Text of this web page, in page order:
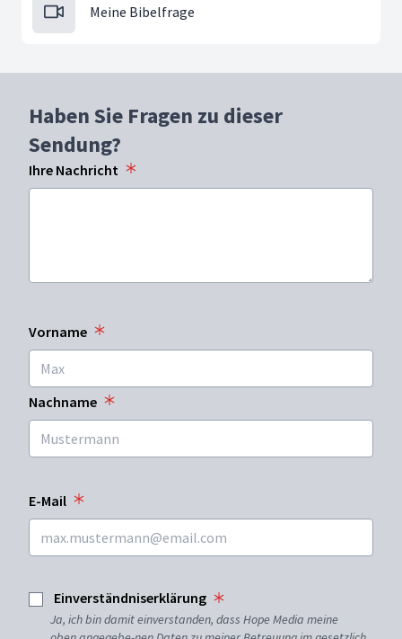
Meine Bibelfrage
Haben Sie Fragen zu dieser
Sendung?
Ihre Nachricht
Vorname
Nachname
E-Mail
Einverständniserklärung
Ja, ich bin damit einverstanden, dass Hope Media meine